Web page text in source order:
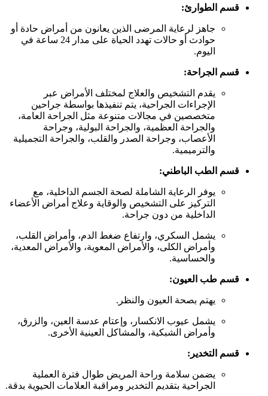
قسم الطوارئ:
جاهز لرعاية المرضى الذين يعانون من أمراض حادة أو
حوادث أو حالات تهدد الحياة على مدار 24 ساعة في
اليوم.
قسم الجراحة:
يقدم التشخيص والعلاج لمختلف الأمراض عبر
الإجراءات الجراحية، يتم تنفيذها بواسطة جراحين
متخصصين في مجالات متنوعة مثل الجراحة العامة،
والجراحة العظمية، والجراحة البولية، وجراحة
الأعصاب، وجراحة الصدر والقلب، والجراحة التجميلية
والترميمية.
قسم الطب الباطني:
يوفر الرعاية الشاملة لصحة الجسم الداخلية، مع
التركيز على التشخيص والوقاية وعلاج أمراض الأعضاء
الداخلية من دون جراحة.
يشمل السكري، وارتفاع ضغط الدم، وأمراض القلب،
وأمراض الكلى، والأمراض المعوية، والأمراض المعدية،
والحساسية.
قسم طب العيون:
يهتم بصحة العيون والنظر.
يشمل عيوب الانكسار، وإعتام عدسة العين، والزرق،
وأمراض الشبكية، والمشاكل العينية الأخرى.
قسم التخدير:
يضمن سلامة وراحة المريض طوال فترة العملية
الجراحية بتقديم التخدير ومراقبة العلامات الحيوية بدقة.